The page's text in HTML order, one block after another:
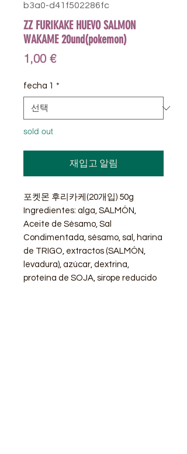
b3a0-d41f502286fc
ZZ FURIKAKE HUEVO SALMON
WAKAME 20und(pokemon)
1,00 €가
fecha 1 *
sold out
재입고 알림
포켓몬 후리카케(20개입) 50g
Ingredientes: alga, SALMÓN,
Aceite de Sésamo, Sal
Condimentada, sésamo, sal, harina
de TRIGO, extractos (SALMÓN,
levadura), azúcar, dextrina,
proteína de SOJA, sirope reducido